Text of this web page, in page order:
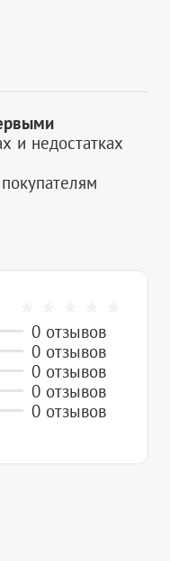
и недостатках
0 отзывов
0 отзывов
0 отзывов
0 отзывов
0 отзывов